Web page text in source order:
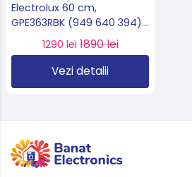
Electrolux 60 cm,
GPE363RBK (949 640 394)
– Plită încorporabilă pe
gaz 4 arzătoare, arzător
Wok 4 kW, grătare din
1290 lei1890 lei
Vezi detalii